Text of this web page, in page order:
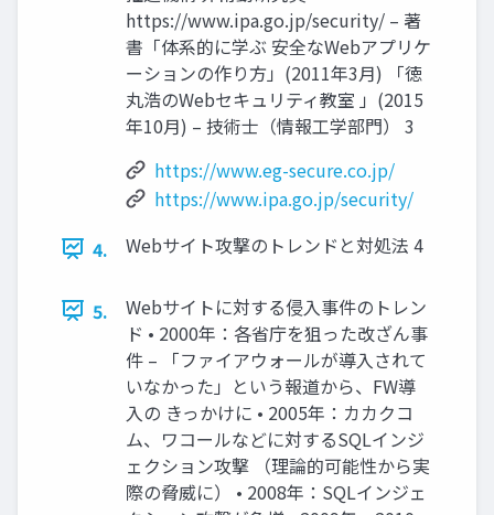
https://www.ipa.go.jp/security/ – 著
書「体系的に学ぶ 安全なWebアプリケ
ーションの作り方」(2011年3月) 「徳
丸浩のWebセキュリティ教室 」(2015
年10月) – 技術士（情報工学部門） 3
https://www.eg-secure.co.jp/
https://www.ipa.go.jp/security/
4.
Webサイト攻撃のトレンドと対処法 4
5.
Webサイトに対する侵入事件のトレン
ド • 2000年：各省庁を狙った改ざん事
件 – 「ファイアウォールが導入されて
いなかった」という報道から、FW導
入の きっかけに • 2005年：カカクコ
ム、ワコールなどに対するSQLインジ
ェクション攻撃 （理論的可能性から実
際の脅威に） • 2008年：SQLインジェ